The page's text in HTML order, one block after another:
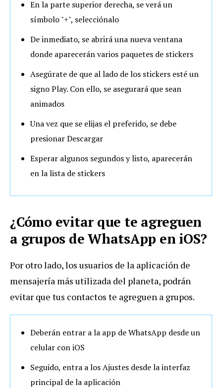
En la parte superior derecha, se verá un
símbolo "+", selecciónalo
De inmediato, se abrirá una nueva ventana
donde aparecerán varios paquetes de stickers
Asegúrate de que al lado de los stickers esté un
signo Play. Con ello, se asegurará que sean
animados
Una vez que se elijas el preferido, se debe
presionar Descargar
Esperar algunos segundos y listo, aparecerán
en la lista de stickers
¿Cómo evitar que te agreguen
a grupos de WhatsApp en iOS?
Por otro lado, los usuarios de la aplicación de
mensajería más utilizada del planeta, podrán
evitar que tus contactos te agreguen a grupos.
Deberán entrar a la app de WhatsApp desde un
celular con iOS
Seguido, entra a los Ajustes desde la interfaz
principal de la aplicación